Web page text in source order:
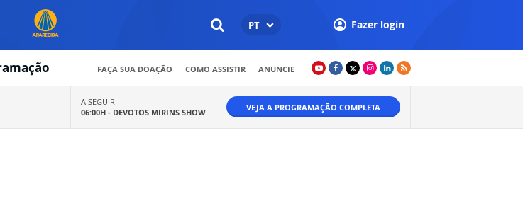
PT Fazer login
FAÇA SUA DOAÇÃO COMO ASSISTIR ANUNCIE
A SEGUIR
06:00H - DEVOTOS MIRINS SHOW VEJA A PROGRAMAÇÃO COMPLETA